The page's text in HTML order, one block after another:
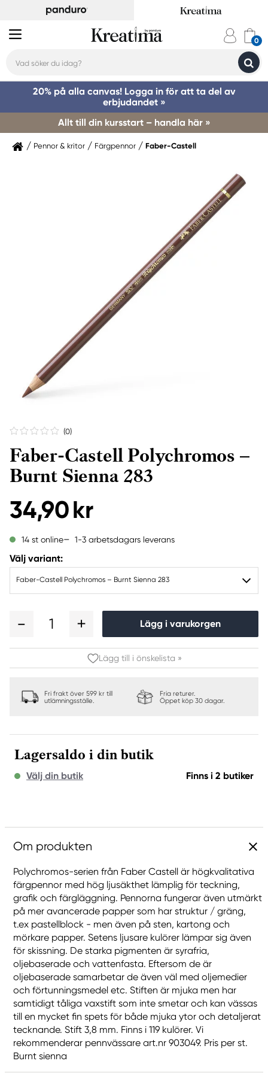
20% på alla canvas! Logga in för att ta del av
erbjudandet »
Allt till din kursstart – handla här »
Pennor & kritor Färgpennor Faber-Castell
(0)
Faber-Castell Polychromos –
Burnt Sienna 283
34,90 kr
14 st online 1-3 arbetsdagars leverans
Välj variant:
Faber-Castell Polychromos – Burnt Sienna 283
1 Lägg i varukorgen
Lägg till i önskelista »
Fri frakt över 599 kr till
utlämningsställe.
Fria returer.
Öppet köp 30 dagar.
Lagersaldo i din butik
Välj din butik Finns i 2 butiker
Om produkten
Polychromos-serien från Faber Castell är högkvalitativa
färgpennor med hög ljusäkthet lämplig för teckning,
grafik och färgläggning. Pennorna fungerar även utmärkt
på mer avancerade papper som har struktur / gräng,
t.ex pastellblock - men även på sten, kartong och
mörkare papper. Setens ljusare kulörer lämpar sig även
för skissning. De starka pigmenten är syrafria,
oljebaserade och vattenfasta. Eftersom de är
oljebaserade samarbetar de även väl med oljemedier
och förtunningsmedel etc. Stiften är mjuka men har
samtidigt tåliga vaxstift som inte smetar och kan vässas
till en mycket fin spets för både mjuka ytor och detaljerat
tecknande. Stift 3,8 mm. Finns i 119 kulörer. Vi
rekommenderar pennvässare art.nr 903049. Pris per st.
Burnt sienna